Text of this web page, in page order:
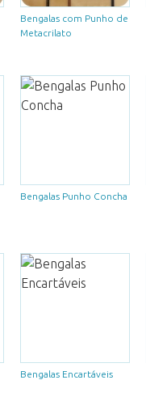
Bengalas com Punho de
Metacrilato
Bengalas Punho Concha
Bengalas Encartáveis